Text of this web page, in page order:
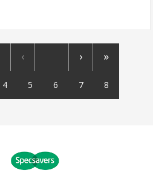
‹ › »
4 5 6 7 8